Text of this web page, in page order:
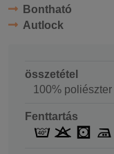
Bontható
Autlock
összetétel
100% poliészter
Fenttartás